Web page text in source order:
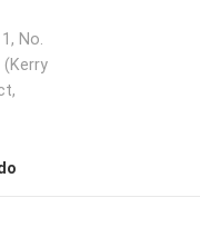
No.
(Kerry